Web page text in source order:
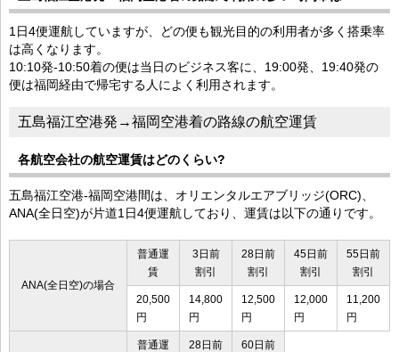
1日4便運航していますが、どの便も観光目的の利用者が多く搭乗率
は高くなります。
10:10発-10:50着の便は当日のビジネス客に、19:00発、19:40発の
便は福岡経由で帰宅する人によく利用されます。
五島福江空港発→福岡空港着の路線の航空運賃
各航空会社の航空運賃はどのくらい?
五島福江空港-福岡空港間は、オリエンタルエアブリッジ(ORC)、
ANA(全日空)が片道1日4便運航しており、運賃は以下の通りです。
ANA(全日空)の場合
普通運
賃
3日前
割引
28日前
割引
45日前
割引
55日前
割引
20,500
円
14,800
円
12,500
円
12,000
円
11,200
円
普通運
28日前
60日前